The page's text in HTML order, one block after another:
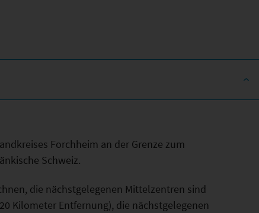
Forchheim an der Grenze zum
Schweiz.
die nächstgelegenen Mittelzentren sind
Kilometer Entfernung), die nächstgelegenen